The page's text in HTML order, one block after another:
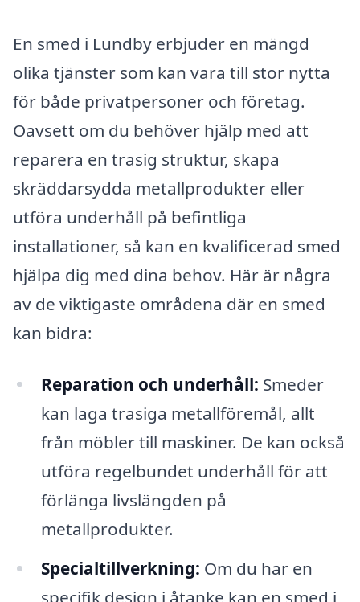
En smed i Lundby erbjuder en mängd
olika tjänster som kan vara till stor nytta
för både privatpersoner och företag.
Oavsett om du behöver hjälp med att
reparera en trasig struktur, skapa
skräddarsydda metallprodukter eller
utföra underhåll på befintliga
installationer, så kan en kvalificerad smed
hjälpa dig med dina behov. Här är några
av de viktigaste områdena där en smed
kan bidra:
Reparation och underhåll: Smeder
kan laga trasiga metallföremål, allt
från möbler till maskiner. De kan också
utföra regelbundet underhåll för att
förlänga livslängden på
metallprodukter.
Specialtillverkning: Om du har en